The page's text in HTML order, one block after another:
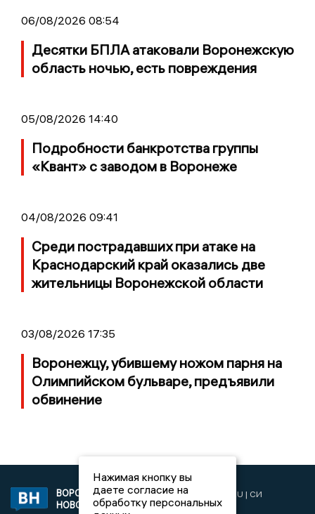
06/08/2026 08:54
Десятки БПЛА атаковали Воронежскую
область ночью, есть повреждения
05/08/2026 14:40
Подробности банкротства группы
«Квант» с заводом в Воронеже
04/08/2026 09:41
Среди пострадавших при атаке на
Краснодарский край оказались две
жительницы Воронежской области
03/08/2026 17:35
Воронежцу, убившему ножом парня на
Олимпийском бульваре, предъявили
обвинение
ВОРОНЕЖСКИЕ
НОВОСТИ
2019 © VORONEZHNEWS.RU | СИ
«Воронежские новости»
Нажимая кнопку вы
даете согласие на
обработку персональных